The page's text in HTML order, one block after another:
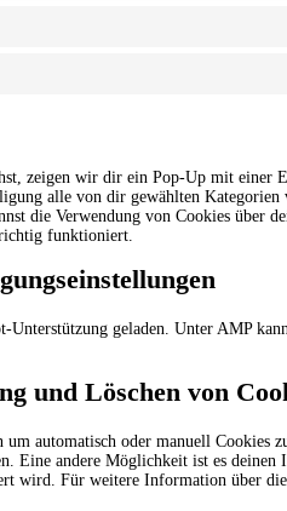
zeigen wir dir ein Pop-Up mit
alle von dir gewählten
die Verwendung von Cookies über
richtig funktioniert.
Unterstützung geladen. Unter AMP
und Löschen von
automatisch oder manuell Cookies
Eine andere Möglichkeit ist es deinen
wird. Für weitere Information über